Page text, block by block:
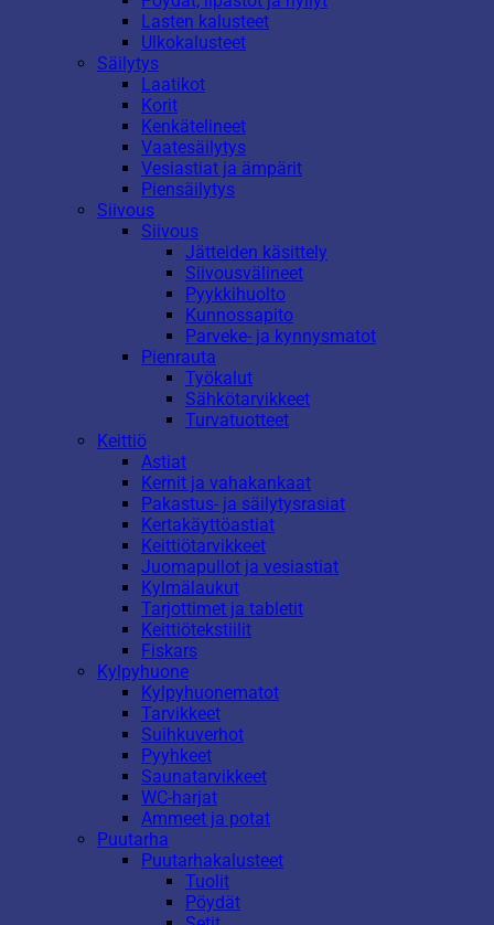
Lasten kalusteet
Ulkokalusteet
Säilytys
Laatikot
Korit
Kenkätelineet
Vaatesäilytys
Vesiastiat ja ämpärit
Piensäilytys
Siivous
Siivous
Jätteiden käsittely
Siivousvälineet
Pyykkihuolto
Kunnossapito
Parveke- ja kynnysmatot
Pienrauta
Työkalut
Sähkötarvikkeet
Turvatuotteet
Keittiö
Astiat
Kernit ja vahakankaat
Pakastus- ja säilytysrasiat
Kertakäyttöastiat
Keittiötarvikkeet
Juomapullot ja vesiastiat
Kylmälaukut
Tarjottimet ja tabletit
Keittiötekstiilit
Fiskars
Kylpyhuone
Kylpyhuonematot
Tarvikkeet
Suihkuverhot
Pyyhkeet
Saunatarvikkeet
WC-harjat
Ammeet ja potat
Puutarha
Puutarhakalusteet
Tuolit
Pöydät